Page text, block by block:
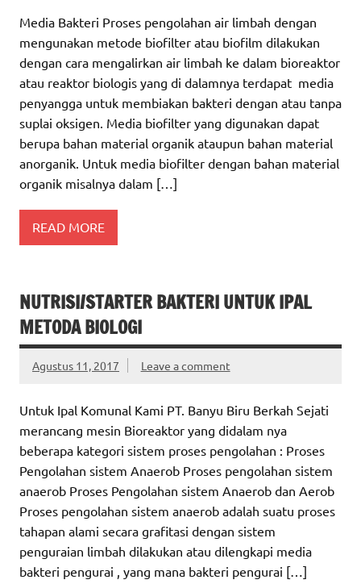
Media Bakteri Proses pengolahan air limbah dengan
mengunakan metode biofilter atau biofilm dilakukan
dengan cara mengalirkan air limbah ke dalam bioreaktor
atau reaktor biologis yang di dalamnya terdapat media
penyangga untuk membiakan bakteri dengan atau tanpa
suplai oksigen. Media biofilter yang digunakan dapat
berupa bahan material organik ataupun bahan material
anorganik. Untuk media biofilter dengan bahan material
organik misalnya dalam […]
READ MORE
NUTRISI/STARTER BAKTERI UNTUK IPAL
METODA BIOLOGI
Agustus 11, 2017 Leave a comment
Untuk Ipal Komunal Kami PT. Banyu Biru Berkah Sejati
merancang mesin Bioreaktor yang didalam nya
beberapa kategori sistem proses pengolahan : Proses
Pengolahan sistem Anaerob Proses pengolahan sistem
anaerob Proses Pengolahan sistem Anaerob dan Aerob
Proses pengolahan sistem anaerob adalah suatu proses
tahapan alami secara grafitasi dengan sistem
penguraian limbah dilakukan atau dilengkapi media
bakteri pengurai , yang mana bakteri pengurai […]